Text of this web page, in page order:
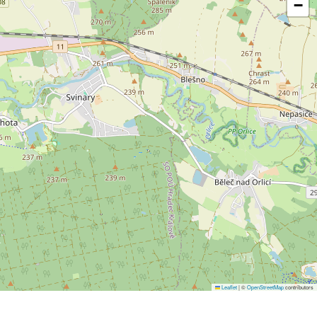
−
Leaflet|©OpenStreetMapcontributors